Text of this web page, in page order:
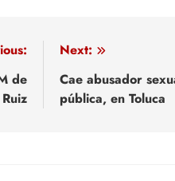
de
Next:
Cae abusador
pública, en Toluca